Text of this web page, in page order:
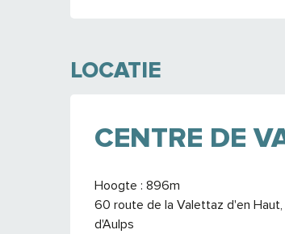
LOCATIE
CENTRE DE
Hoogte : 896m
60 route de la Valettaz d'en
d'Aulps